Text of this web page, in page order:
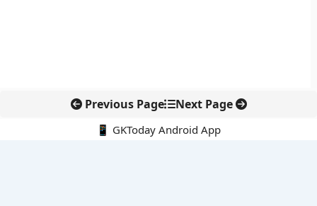
Previous Page Next Page
📱 GKToday Android App